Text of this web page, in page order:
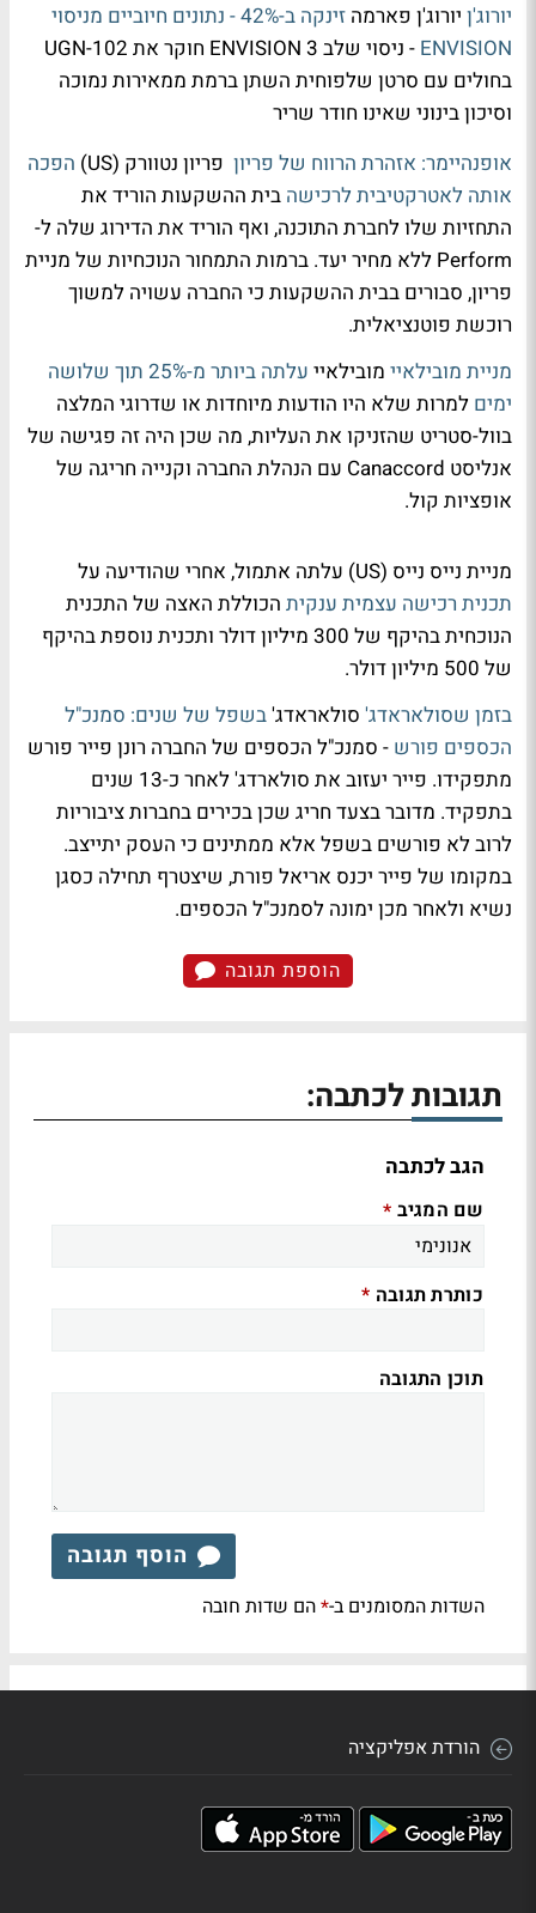
יורוג'ן יורוג'ן פארמה
זינקה ב-42% - נתונים חיוביים מניסוי
ENVISION
- ניסוי שלב 3 ENVISION חוקר את UGN-102
בחולים עם סרטן שלפוחית השתן ברמת ממאירות נמוכה
וסיכון בינוני שאינו חודר שריר
אופנהיימר: אזהרת הרווח של פריון פריון נטוורק (US)
הפכה
אותה לאטרקטיבית לרכישה בית ההשקעות הוריד את
התחזיות שלו לחברת התוכנה, ואף הוריד את הדירוג שלה ל-
Perform ללא מחיר יעד. ברמות התמחור הנוכחיות של מניית
פריון, סבורים בבית ההשקעות כי החברה עשויה למשוך
רוכשת פוטנציאלית.
מניית מובילאיי מובילאיי
עלתה ביותר מ-25% תוך שלושה
ימים למרות שלא היו הודעות מיוחדות או שדרוגי המלצה
בוול-סטריט שהזניקו את העליות, מה שכן היה זה פגישה של
אנליסט Canaccord עם הנהלת החברה וקנייה חריגה של
אופציות קול.
מניית נייס נייס (US) עלתה אתמול, אחרי שהודיעה על
תכנית רכישה עצמית ענקית הכוללת האצה של התכנית
הנוכחית בהיקף של 300 מיליון דולר ותכנית נוספת בהיקף
של 500 מיליון דולר.
בזמן שסולאראדג' סולאראדג'בשפל של שנים: סמנכ"ל
הכספים פורש - סמנכ"ל הכספים של החברה רונן פייר פורש
מתפקידו. פייר יעזוב את סולארדג' לאחר כ-13 שנים
בתפקיד. מדובר בצעד חריג שכן בכירים בחברות ציבוריות
לרוב לא פורשים בשפל אלא ממתינים כי העסק יתייצב.
במקומו של פייר יכנס אריאל פורת, שיצטרף תחילה כסגן
נשיא ולאחר מכן ימונה לסמנכ"ל הכספים.
הוספת תגובה
תגובות לכתבה:
הגב לכתבה
שם המגיב *
כותרת תגובה *
תוכן התגובה
הוסף תגובה
השדות המסומנים ב-*הם שדות חובה
הורדת אפליקציה